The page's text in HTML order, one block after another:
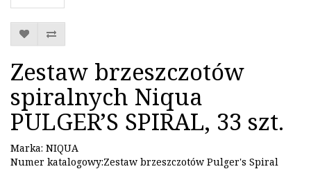
Zestaw brzeszczotów
spiralnych Niqua
PULGER’S SPIRAL, 33 szt.
Marka: NIQUA
Numer katalogowy:Zestaw brzeszczotów Pulger's Spiral